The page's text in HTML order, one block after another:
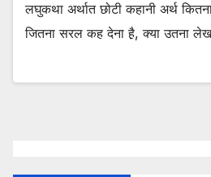
लघुकथा अर्थात छोटी कहानी अर्थ
जितना सरल कह देना है़, क्या उतना